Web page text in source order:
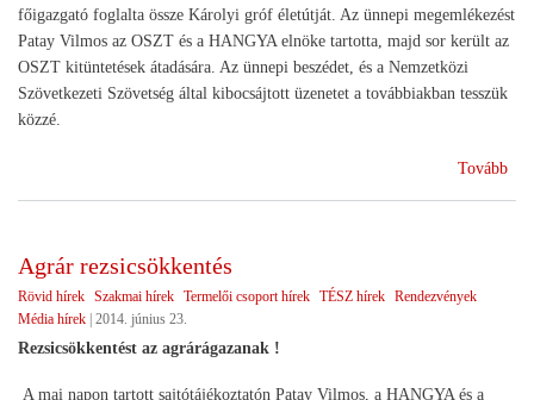
főigazgató foglalta össze Károlyi gróf életútját. Az ünnepi megemlékezést
Patay Vilmos az OSZT és a HANGYA elnöke tartotta, majd sor került az
OSZT kitüntetések átadására. Az ünnepi beszédet, és a Nemzetközi
Szövetkezeti Szövetség által kibocsájtott üzenetet a továbbiakban tesszük
közzé.
Tovább
Agrár rezsicsökkentés
Rövid hírek Szakmai hírek Termelői csoport hírek TÉSZ hírek Rendezvények
Média hírek 2014. június 23.
Rezsicsökkentést az agrárágazanak !
A mai napon tartott sajtótájékoztatón Patay Vilmos, a HANGYA és a